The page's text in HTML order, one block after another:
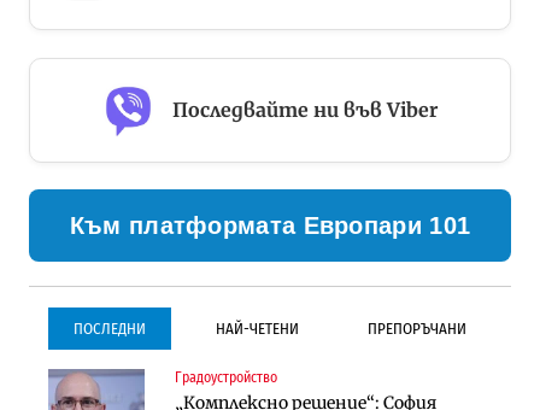
Последвайте ни във Viber
Към платформата Европари 101
ПОСЛЕДНИ НАЙ-ЧЕТЕНИ ПРЕПОРЪЧАНИ
Градоустройство
„Комплексно решение“: София
Градоустройство
Столична община избра
Инфраструктура
Проектирането на тунела под